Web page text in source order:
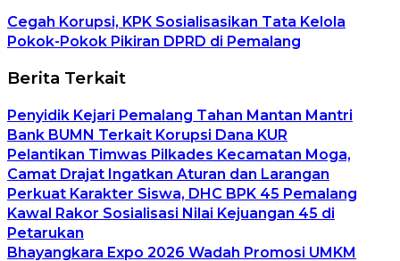
Cegah Korupsi, KPK Sosialisasikan Tata Kelola
Pokok-Pokok Pikiran DPRD di Pemalang
Berita Terkait
Penyidik Kejari Pemalang Tahan Mantan Mantri
Bank BUMN Terkait Korupsi Dana KUR
Pelantikan Timwas Pilkades Kecamatan Moga,
Camat Drajat Ingatkan Aturan dan Larangan
Perkuat Karakter Siswa, DHC BPK 45 Pemalang
Kawal Rakor Sosialisasi Nilai Kejuangan 45 di
Petarukan
Bhayangkara Expo 2026 Wadah Promosi UMKM